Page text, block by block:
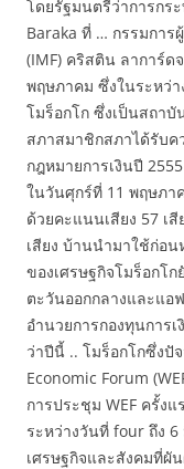
โดยรัฐมนตรีว่าการกร
Baraka ที่ … กรรมการ
(IMF) คริสติน ลาการ์ด
พฤษภาคม ซึ่งในระหว่
โมร็อกโก ซึ่งเป็นสถาบั
สภาสมาชิกสภาได้รับค
กฎหมายการเงินปี
ในวันศุกร์ที่ 11 พฤษภา
ด้วยคะแนนเสียง 57 เสี
เสียง บ้านนำมาใช้ก่อ
ของเศรษฐกิจโมร็อกโ
ตะวันออกกลางและแอ
อำนวยการกองทุนการ
ว่าปีนี้ .. โมร็อกโกซึ่งปั
Economic Forum
การประชุม WEF ครั้ง
ระหว่างวันที่ four ถึง
เศรษฐกิจและสังคมที่ผั